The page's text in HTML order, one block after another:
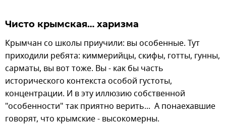
Чисто крымская… харизма
Крымчан со школы приучили: вы особенные. Тут
приходили ребята: киммерийцы, скифы, готты, гунны,
сарматы, вы вот тоже. Вы - как бы часть
исторического контекста особой густоты,
концентрации. И в эту иллюзию собственной
"особенности" так приятно верить... А понаехавшие
говорят, что крымские - высокомерны.